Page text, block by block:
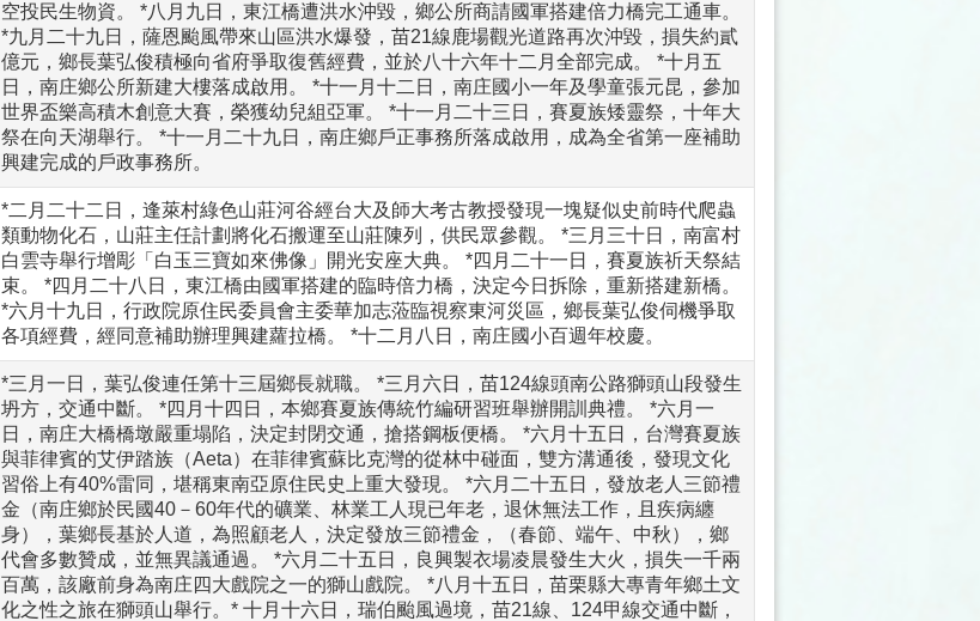
空投民生物資。 *八月九日，東江橋遭洪水沖毀，鄉公所商請國軍搭建倍力橋完工通車。
*九月二十九日，薩恩颱風帶來山區洪水爆發，苗21線鹿場觀光道路再次沖毀，損失約貳
億元，鄉長葉弘俊積極向省府爭取復舊經費，並於八十六年十二月全部完成。 *十月五
日，南庄鄉公所新建大樓落成啟用。 *十一月十二日，南庄國小一年及學童張元昆，參加
世界盃樂高積木創意大賽，榮獲幼兒組亞軍。 *十一月二十三日，賽夏族矮靈祭，十年大
祭在向天湖舉行。 *十一月二十九日，南庄鄉戶正事務所落成啟用，成為全省第一座補助
興建完成的戶政事務所。
*二月二十二日，逢萊村綠色山莊河谷經台大及師大考古教授發現一塊疑似史前時代爬蟲
類動物化石，山莊主任計劃將化石搬運至山莊陳列，供民眾參觀。 *三月三十日，南富村
白雲寺舉行增彫「白玉三寶如來佛像」開光安座大典。 *四月二十一日，賽夏族祈天祭結
束。 *四月二十八日，東江橋由國軍搭建的臨時倍力橋，決定今日拆除，重新搭建新橋。
*六月十九日，行政院原住民委員會主委華加志蒞臨視察東河災區，鄉長葉弘俊伺機爭取
各項經費，經同意補助辦理興建蘿拉橋。 *十二月八日，南庄國小百週年校慶。
*三月一日，葉弘俊連任第十三屆鄉長就職。 *三月六日，苗124線頭南公路獅頭山段發生
坍方，交通中斷。 *四月十四日，本鄉賽夏族傳統竹編研習班舉辦開訓典禮。 *六月一
日，南庄大橋橋墩嚴重塌陷，決定封閉交通，搶搭鋼板便橋。 *六月十五日，台灣賽夏族
與菲律賓的艾伊踏族（Aeta）在菲律賓蘇比克灣的從林中碰面，雙方溝通後，發現文化
習俗上有40%雷同，堪稱東南亞原住民史上重大發現。 *六月二十五日，發放老人三節禮
金（南庄鄉於民國40－60年代的礦業、林業工人現已年老，退休無法工作，且疾病纏
身），葉鄉長基於人道，為照顧老人，決定發放三節禮金，（春節、端午、中秋），鄉
代會多數贊成，並無異議通過。 *六月二十五日，良興製衣場凌晨發生大火，損失一千兩
百萬，該廠前身為南庄四大戲院之一的獅山戲院。 *八月十五日，苗栗縣大專青年鄉土文
化之性之旅在獅頭山舉行。* 十月十六日，瑞伯颱風過境，苗21線、124甲線交通中斷，